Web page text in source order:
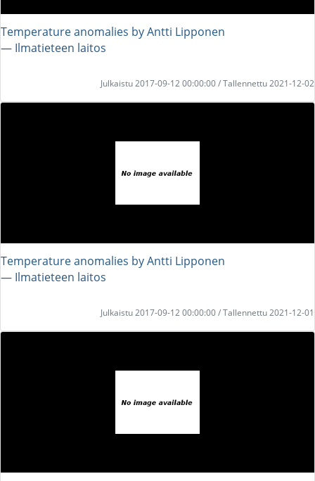
Temperature anomalies by Antti Lipponen
― Ilmatieteen laitos
Julkaistu 2017-09-12 00:00:00 / Tallennettu 2021-12-02
Temperature anomalies by Antti Lipponen
― Ilmatieteen laitos
Julkaistu 2017-09-12 00:00:00 / Tallennettu 2021-12-01